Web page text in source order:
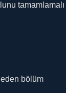
tamamlamalı
bölüm